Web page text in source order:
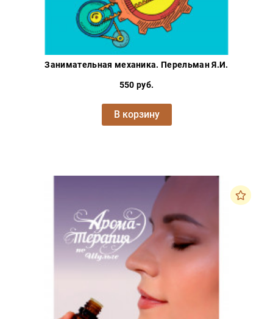
Занимательная механика. Перельман Я.И.
550 руб.
В корзину